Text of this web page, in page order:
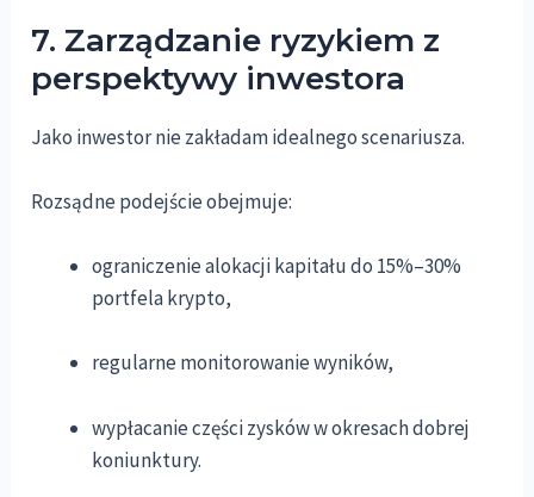
7. Zarządzanie ryzykiem z
perspektywy inwestora
Jako inwestor nie zakładam idealnego scenariusza.
Rozsądne podejście obejmuje:
ograniczenie alokacji kapitału do 15%–30%
portfela krypto,
regularne monitorowanie wyników,
wypłacanie części zysków w okresach dobrej
koniunktury.